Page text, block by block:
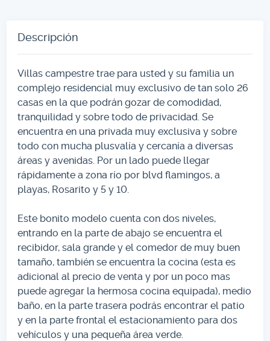
Descripción
Villas campestre trae para usted y su familia un
complejo residencial muy exclusivo de tan solo 26
casas en la que podrán gozar de comodidad,
tranquilidad y sobre todo de privacidad. Se
encuentra en una privada muy exclusiva y sobre
todo con mucha plusvalía y cercanía a diversas
áreas y avenidas. Por un lado puede llegar
rápidamente a zona río por blvd flamingos, a
playas, Rosarito y 5 y 10.
Este bonito modelo cuenta con dos niveles,
entrando en la parte de abajo se encuentra el
recibidor, sala grande y el comedor de muy buen
tamaño, también se encuentra la cocina (esta es
adicional al precio de venta y por un poco mas
puede agregar la hermosa cocina equipada), medio
baño, en la parte trasera podrás encontrar el patio
y en la parte frontal el estacionamiento para dos
vehículos y una pequeña área verde.